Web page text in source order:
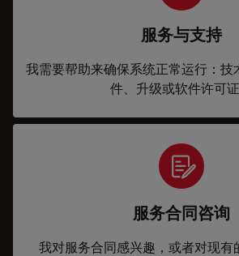
服务与支持
我需要帮助来确保系统正常运行：技
件、升级或软件许可证
服务合同咨询
我对服务合同感兴趣，或者对现有